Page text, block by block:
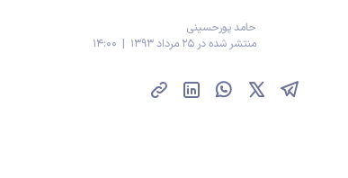
حامد پورحسینی
منتشر شده در 25 مرداد 1393 | 14:00